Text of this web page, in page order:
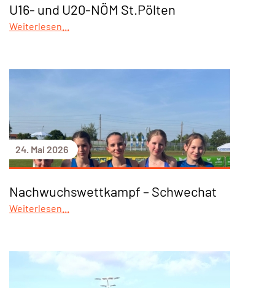
U16- und U20-NÖM St.Pölten
Weiterlesen...
24. Mai 2026
Nachwuchswettkampf – Schwechat
Weiterlesen...